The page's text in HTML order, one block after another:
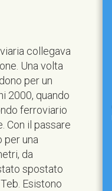
collegava
Una volta
per un
2000, quando
ferroviario
Con il passare
per una
da
spostato
Esistono